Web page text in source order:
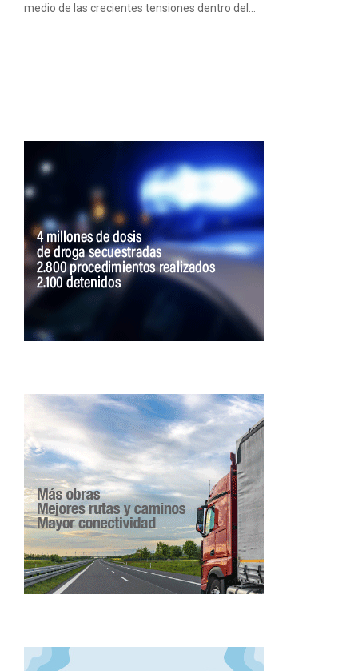
medio de las crecientes tensiones dentro del...